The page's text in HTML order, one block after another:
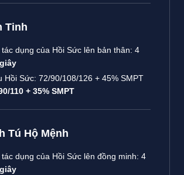
Tinh
dụng của Hồi Sức lên bản thân: 4
Hồi Sức: 72/90/108/126 + 45% SMPT
110 + 35% SMPT
Tú Hộ Mệnh
dụng của Hồi Sức lên đồng minh: 4